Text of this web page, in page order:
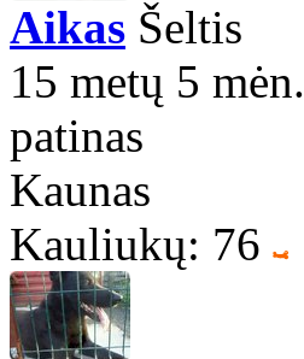
Aikas Šeltis
15 metų 5 mėn.
patinas
Kaunas
Kauliukų: 76